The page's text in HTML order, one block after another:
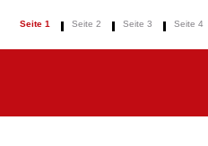
Seite 1 Seite 2 Seite 3 Seite 4